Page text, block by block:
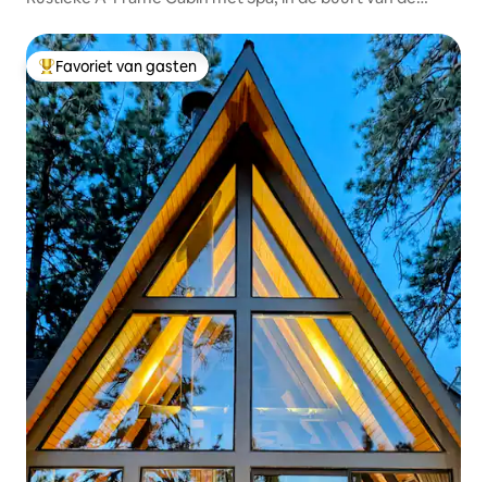
Topfavoriet van gasten
Favoriet van gasten